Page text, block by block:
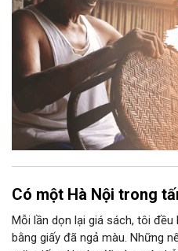
Có một Hà Nội trong
Mỗi lần dọn lại giá sách, tôi
bằng giấy đã ngả màu. Những